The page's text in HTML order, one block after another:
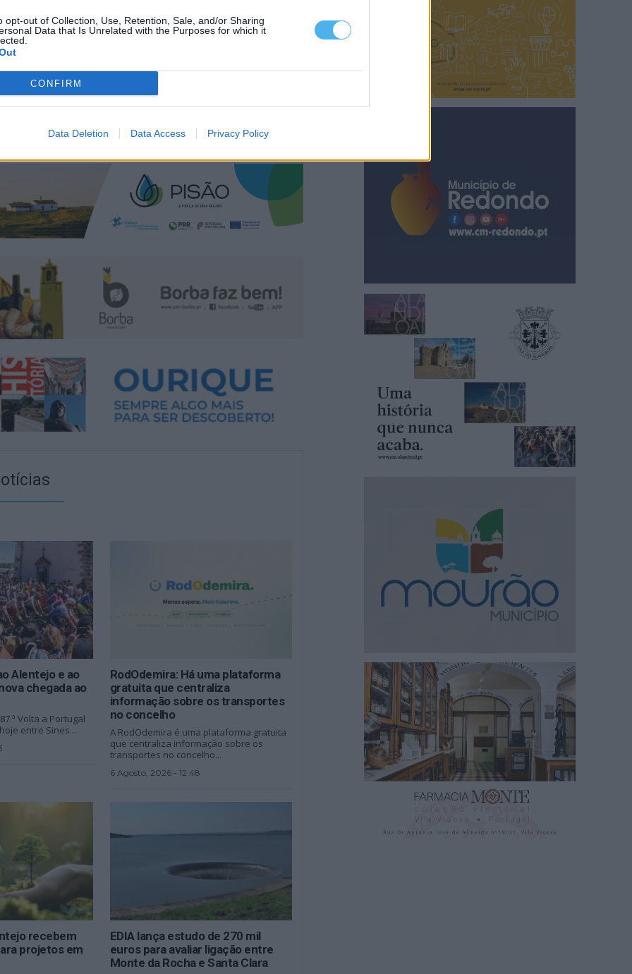
opt-out of Collection, Use, Retention, Sale, and/or Sharing
Data that Is Unrelated with the Purposes for which it
CONFIRM
Data Deletion Data Access Privacy Policy
Alentejo e ao
chegada ao
Volta a Portugal
entre Sines...
RodOdemira: Há uma plataforma
gratuita que centraliza
informação sobre os transportes
no concelho
A RodOdemira é uma plataforma gratuita
que centraliza informação sobre os
transportes no concelho...
6 Agosto, 2026 - 12:48
recebem
projetos em
EDIA lança estudo de 270 mil
euros para avaliar ligação entre
Monte da Rocha e Santa Clara